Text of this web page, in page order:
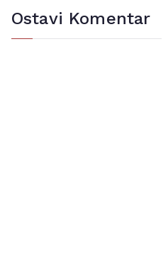
Ostavi Komentar